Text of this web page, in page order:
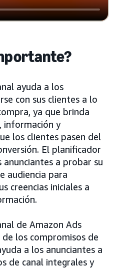
ayuda a los
con sus clientes a lo
ya que brinda
información y
los clientes pasen del
El planificador
a probar su
audiencia para
creencias iniciales a
de Amazon Ads
los compromisos de
a los anunciantes a
de canal integrales y